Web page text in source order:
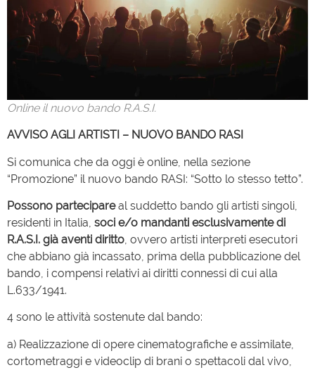
Online il nuovo bando R.A.S.I.
AVVISO AGLI ARTISTI – NUOVO BANDO RASI
Si comunica che da oggi è online, nella sezione
“Promozione” il nuovo bando RASI: “Sotto lo stesso tetto”.
Possono partecipareal suddetto bando gli artisti singoli,
residenti in Italia, soci e/o mandanti esclusivamente di
R.A.S.I. già aventi diritto, ovvero artisti interpreti esecutori
che abbiano già incassato, prima della pubblicazione del
bando, i compensi relativi ai diritti connessi di cui alla
L.633/1941.
4 sono le attività sostenute dal bando:
a) Realizzazione di opere cinematografiche e assimilate,
cortometraggi e videoclip di brani o spettacoli dal vivo,